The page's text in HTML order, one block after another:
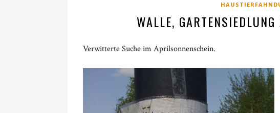
WALLE,
Verwitterte Suche im Aprilsonnenschein.